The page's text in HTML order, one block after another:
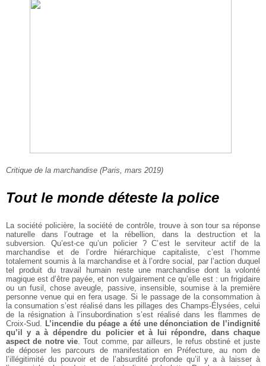
Critique de la marchandise (Paris, mars 2019)
Tout le monde déteste la police
La société policière, la société de contrôle, trouve à son tour sa réponse
naturelle dans l’outrage et la rébellion, dans la destruction et la
subversion. Qu’est-ce qu’un policier ? C’est le serviteur actif de la
marchandise et de l’ordre hiérarchique capitaliste, c’est l’homme
totalement soumis à la marchandise et à l’ordre social, par l’action duquel
tel produit du travail humain reste une marchandise dont la volonté
magique est d’être payée, et non vulgairement ce qu’elle est : un frigidaire
ou un fusil, chose aveugle, passive, insensible, soumise à la première
personne venue qui en fera usage. Si le passage de la consommation à
la consumation s’est réalisé dans les pillages des Champs-Élysées, celui
de la résignation à l’insubordination s’est réalisé dans les flammes de
Croix-Sud. L’incendie du péage a été une dénonciation de l’indignité
qu’il y a à dépendre du policier et à lui répondre, dans chaque
aspect de notre vie. Tout comme, par ailleurs, le refus obstiné et juste
de déposer les parcours de manifestation en Préfecture, au nom de
l’illégitimité du pouvoir et de l’absurdité profonde qu’il y a à laisser à